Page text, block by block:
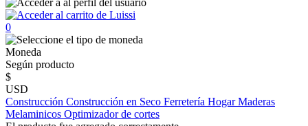
0
Moneda
Según producto
$
USD
Construcción Construcción en Seco Ferretería HogarMaderas
Melaminicos Optimizador de cortes